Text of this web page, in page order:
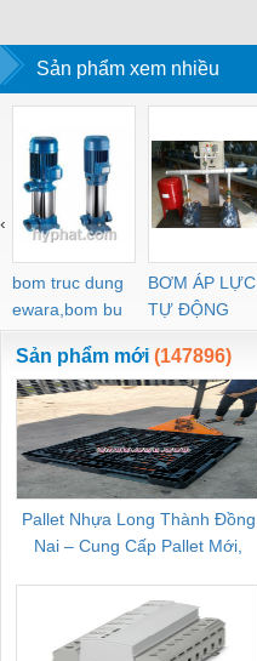
Sản phẩm xem nhiều
bom truc dung
ewara,bom bu
ewara
BƠM ÁP LỰC
TỰ ĐỘNG
‹
Sản phẩm mới (147896)
Pallet Nhựa Long Thành Đồng
Nai – Cung Cấp Pallet Mới,